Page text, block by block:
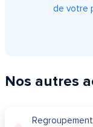
de votre
Nos autres